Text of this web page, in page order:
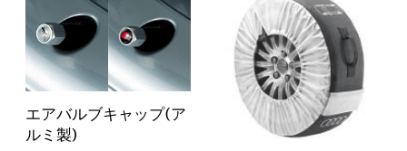
エアバルブキャップ(ア
ルミ製)